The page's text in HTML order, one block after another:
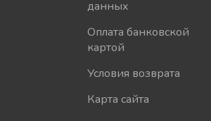
данных
Оплата банковской
картой
Условия возврата
Карта сайта